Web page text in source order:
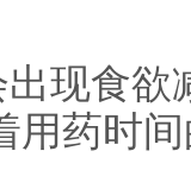
现食
用药时